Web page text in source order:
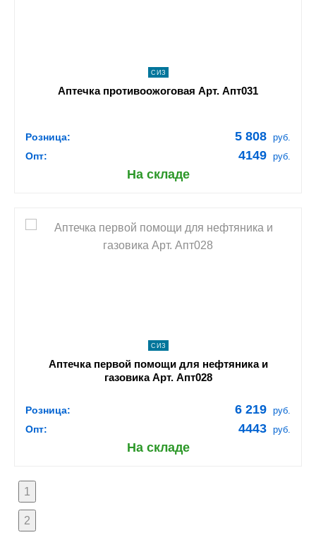
СИЗ
Аптечка противоожоговая Арт. Апт031
Розница: 5 808 руб.
Опт: 4149 руб.
На складе
shopping_cart В КОРЗИНУ
СИЗ
Аптечка первой помощи для нефтяника и
газовика Арт. Апт028
Розница: 6 219 руб.
Опт: 4443 руб.
На складе
1
2